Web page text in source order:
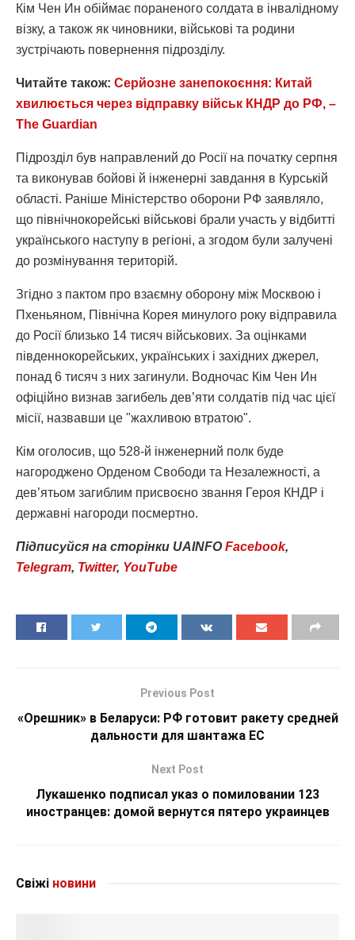
Кім Чен Ин обіймає пораненого солдата в інвалідному
візку, а також як чиновники, військові та родини
зустрічають повернення підрозділу.
Читайте також: Серйозне занепокоєння: Китай
хвилюється через відправку військ КНДР до РФ, –
The Guardian
Підрозділ був направлений до Росії на початку серпня
та виконував бойові й інженерні завдання в Курській
області. Раніше Міністерство оборони РФ заявляло,
що північнокорейські військові брали участь у відбитті
українського наступу в регіоні, а згодом були залучені
до розмінування територій.
Згідно з пактом про взаємну оборону між Москвою і
Пхеньяном, Північна Корея минулого року відправила
до Росії близько 14 тисяч військових. За оцінками
південнокорейських, українських і західних джерел,
понад 6 тисяч з них загинули. Водночас Кім Чен Ин
офіційно визнав загибель дев’яти солдатів під час цієї
місії, назвавши це "жахливою втратою".
Кім оголосив, що 528-й інженерний полк буде
нагороджено Орденом Свободи та Незалежності, а
дев’ятьом загиблим присвоєно звання Героя КНДР і
державні нагороди посмертно.
Підписуйся на сторінки UAINFOFacebook,
Telegram, Twitter, YouTube
Previous Post
«Орешник» в Беларуси: РФ готовит ракету средней
дальности для шантажа ЕС
Next Post
Лукашенко подписал указ о помиловании 123
иностранцев: домой вернутся пятеро украинцев
Свіжі новини